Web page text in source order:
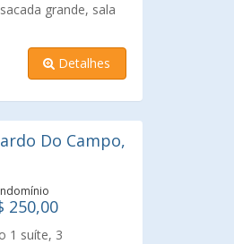
grande, sala
A Casa de baixo,
o teto, lavanderia
Relógios e medição
Detalhes
Do Campo,
250,00
1 suíte, 3